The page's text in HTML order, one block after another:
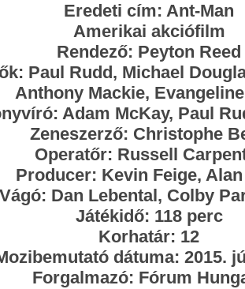
Eredeti cím: Ant-Man
Amerikai akciófilm
Rendező: Peyton Reed
Paul Rudd, Michael
Anthony Mackie,
Adam McKay, Paul
Zeneszerző: Christophe
Operatőr: Russell
Producer: Kevin Feige,
Vágó: Dan Lebental, Colby
Játékidő: 118 perc
Korhatár: 12
dátuma: 2015.
Forgalmazó: Fórum